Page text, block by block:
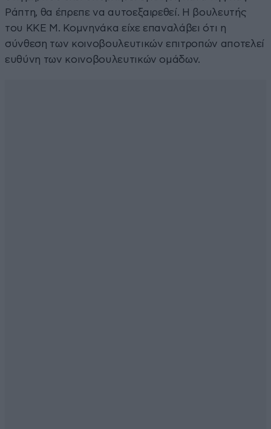
Ράπτη, θα έπρεπε να αυτοεξαιρεθεί. Η βουλευτής
του ΚΚΕ Μ. Κομνηνάκα είχε επαναλάβει ότι η
σύνθεση των κοινοβουλευτικών επιτροπών αποτελεί
ευθύνη των κοινοβουλευτικών ομάδων.